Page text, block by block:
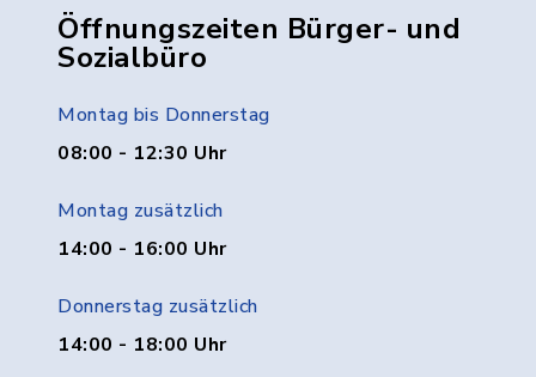
Öffnungszeiten Bürger- und
Sozialbüro
Montag bis Donnerstag
08:00 - 12:30 Uhr
Montag zusätzlich
14:00 - 16:00 Uhr
Donnerstag zusätzlich
14:00 - 18:00 Uhr